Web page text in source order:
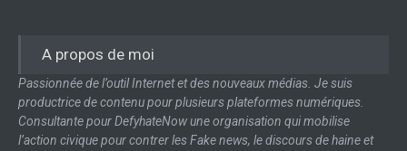
A propos de moi
Passionnée de l’outil Internet et des nouveaux médias. Je suis
productrice de contenu pour plusieurs plateformes numériques.
Consultante pour DefyhateNow une organisation qui mobilise
l’action civique pour contrer les Fake news, le discours de haine et